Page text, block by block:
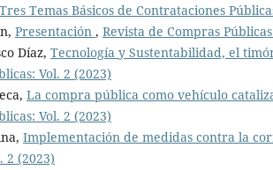
Tres Temas Básicos de Contrataciones
Presentación , Revista de Compras
Díaz, Tecnología y Sustentabilidad, el
Vol. 2 (2023)
La compra pública como vehículo
Vol. 2 (2023)
Implementación de medidas contra la
2 (2023)